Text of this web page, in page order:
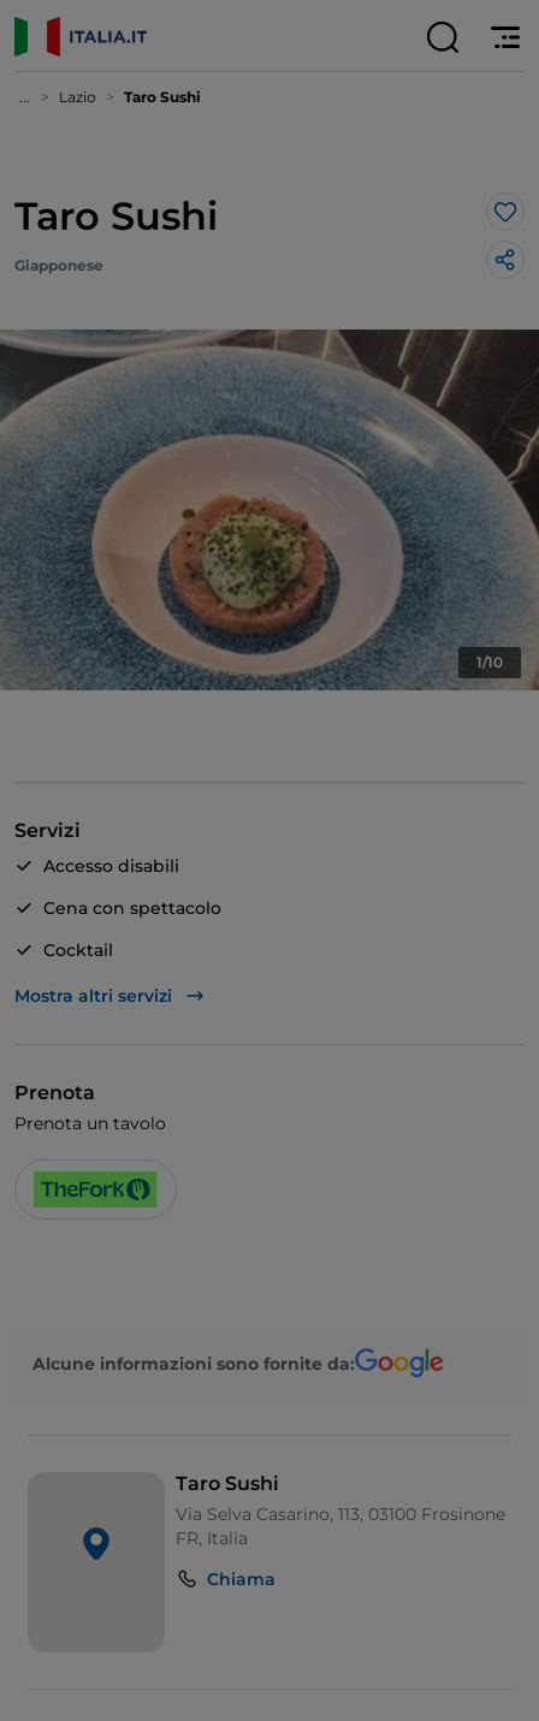
... Lazio Taro Sushi
Taro Sushi
Giapponese
1/10
Servizi
Accesso disabili
Cena con spettacolo
Cocktail
Si parla inglese
Mostra altri servizi
Prenota
Prenota un tavolo
Alcune informazioni sono fornite da:
Taro Sushi
Via Selva Casarino, 113, 03100 Frosinone
FR, Italia
Chiama